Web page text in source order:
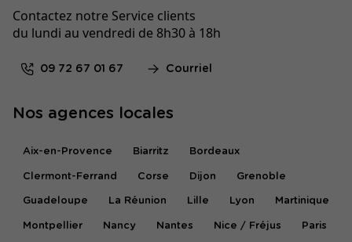
Contactez notre Service clients
du lundi au vendredi de 8h30 à 18h
09 72 67 01 67 Courriel
Nos agences locales
Aix-en-Provence Biarritz Bordeaux
Clermont-Ferrand Corse Dijon Grenoble
Guadeloupe La Réunion Lille Lyon Martinique
Montpellier Nancy Nantes Nice / Fréjus Paris